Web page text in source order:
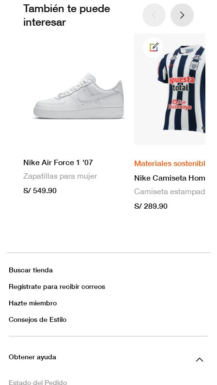
También te puede
interesar
Nike Air Force 1 '07
Zapatillas para mujer
S/ 549.90
Materiales sostenibles
S/ 289.90
Buscar tienda
Regístrate para recibir correos
Hazte miembro
Consejos de Estilo
Obtener ayuda
Estado del Pedido